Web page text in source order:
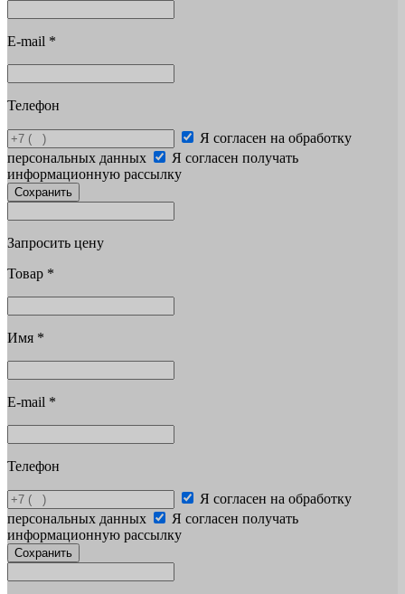
E-mail *
Телефон
Я согласен на обработку
персональных данных
Я согласен получать
информационную рассылку
Сохранить
Запросить цену
Товар *
Имя *
E-mail *
Телефон
Я согласен на обработку
персональных данных
Я согласен получать
информационную рассылку
Сохранить